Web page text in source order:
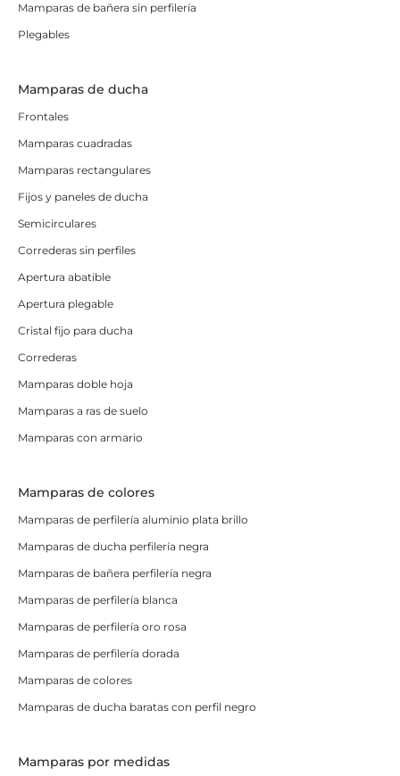
Mamparas de bañera sin perfilería
Plegables
Mamparas de ducha
Frontales
Mamparas cuadradas
Mamparas rectangulares
Fijos y paneles de ducha
Semicirculares
Correderas sin perfiles
Apertura abatible
Apertura plegable
Cristal fijo para ducha
Correderas
Mamparas doble hoja
Mamparas a ras de suelo
Mamparas con armario
Mamparas de colores
Mamparas de perfilería aluminio plata brillo
Mamparas de ducha perfilería negra
Mamparas de bañera perfilería negra
Mamparas de perfilería blanca
Mamparas de perfilería oro rosa
Mamparas de perfilería dorada
Mamparas de colores
Mamparas de ducha baratas con perfil negro
Mamparas por medidas